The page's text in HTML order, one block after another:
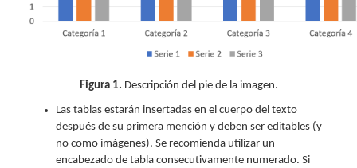
Figura 1. Descripción del pie de la imagen.
Las tablas estarán insertadas en el cuerpo del texto
después de su primera mención y deben ser editables (y
no como imágenes). Se recomienda utilizar un
encabezado de tabla consecutivamente numerado. Si